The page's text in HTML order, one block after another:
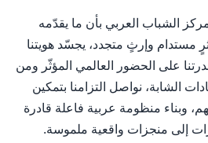
الشباب العربي بأن ما يقدّمه
مستدام وإرثٍ متجدد، يجسّد هويتنا
على الحضور العالمي المؤثّر ومن
الشابة، نواصل التزامنا بتمكين
وبناء منظومة عربية فاعلة قادرة
إلى منجزات واقعية ملموسة.